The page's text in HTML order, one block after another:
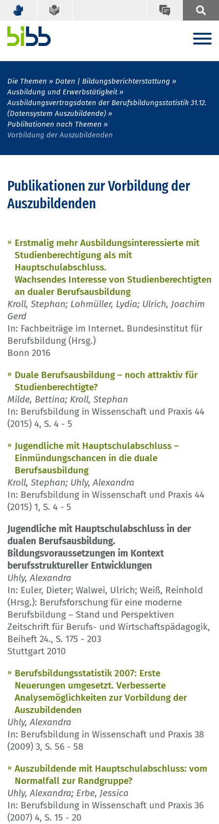
Die Themen
Daten | Bildungsberichterstattung
Ausbildung und Erwerbstätigkeit
Ausbildungsvertragsdaten der Berufsbildungsstatistik 31.12.
(Datensystem Auszubildende)
Publikationen nach Themen
Vorbildung der Auszubildenden
Publikationen zur Vorbildung der
Auszubildenden
Erstmalig mehr Ausbildungsinteressierte mit
Studienberechtigung als mit
Hauptschulabschluss.
Wachsendes Interesse von Studienberechtigten
an dualer Berufsausbildung
Kroll, Stephan; Lohmüller, Lydia; Ulrich, Joachim
Gerd
In: Fachbeiträge im Internet. Bundesinstitut für
Berufsbildung (Hrsg.)
Bonn 2016
Duale Berufsausbildung – noch attraktiv für
Studienberechtigte?
Milde, Bettina; Kroll, Stephan
In: Berufsbildung in Wissenschaft und Praxis 44
(2015) 4, S. 4 - 5
Jugendliche mit Hauptschulabschluss –
Einmündungschancen in die duale
Berufsausbildung
Kroll, Stephan; Uhly, Alexandra
In: Berufsbildung in Wissenschaft und Praxis 44
(2015) 1, S. 4 - 5
Jugendliche mit Hauptschulabschluss in der
dualen Berufsausbildung.
Bildungsvoraussetzungen im Kontext
berufsstruktureller Entwicklungen
Uhly, Alexandra
In: Euler, Dieter; Walwei, Ulrich; Weiß, Reinhold
(Hrsg.): Berufsforschung für eine moderne
Berufsbildung – Stand und Perspektiven
Zeitschrift für Berufs- und Wirtschaftspädagogik,
Beiheft 24., S. 175 - 203
Stuttgart 2010
Berufsbildungsstatistik 2007: Erste
Neuerungen umgesetzt. Verbesserte
Analysemöglichkeiten zur Vorbildung der
Auszubildenden
Uhly, Alexandra
In: Berufsbildung in Wissenschaft und Praxis 38
(2009) 3, S. 56 - 58
Auszubildende mit Hauptschulabschluss: vom
Normalfall zur Randgruppe?
Uhly, Alexandra; Erbe, Jessica
In: Berufsbildung in Wissenschaft und Praxis 36
(2007) 4, S. 15 - 20